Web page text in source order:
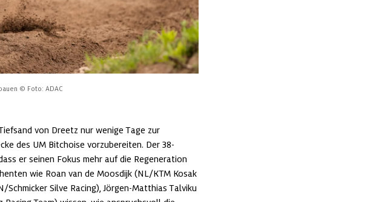
© Foto: ADAC
von Dreetz nur wenige Tage zur
des UM Bitchoise vorzubereiten. Der 38-
er seinen Fokus mehr auf die Regeneration
wie Roan van de Moosdijk (NL/KTM Kosak
Schmicker Silve Racing), Jörgen-Matthias Talviku